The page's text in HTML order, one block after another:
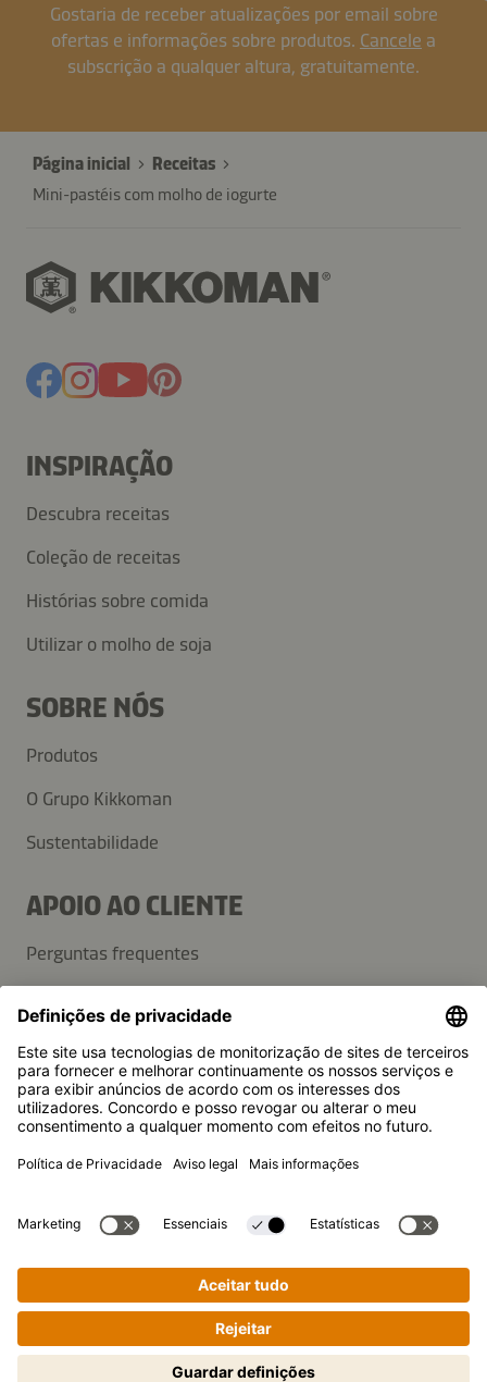
Cozinhar passo a passo de forma
fácil! Toque para iniciar.
Gostaria de receber atualizações por email sobre
ofertas e informações sobre produtos. Cancele a
subscrição a qualquer altura, gratuitamente.
Página inicial
Receitas
Mini-pastéis com molho de iogurte
INSPIRAÇÃO
Descubra receitas
Coleção de receitas
Histórias sobre comida
Utilizar o molho de soja
SOBRE NÓS
Produtos
O Grupo Kikkoman
Sustentabilidade
APOIO AO CLIENTE
Perguntas frequentes
Newsletter
Imprensa
A Kikkoman é uma marca registada da Kikkoman Corporation,
© Kikkoman Trading Europe GmbH 2023 – 2026
Theodorstraße 180, 40472 Düsseldorf, Alemanha
Definições de privacidade
Aviso legal
Política de privacidade